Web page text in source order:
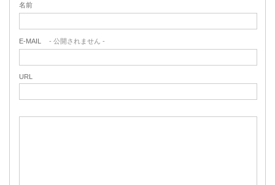
名前
E-MAIL - 公開されません -
URL